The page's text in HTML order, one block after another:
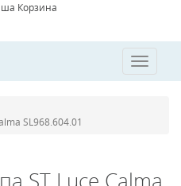
Корзина
Toggle
SL968.604.01